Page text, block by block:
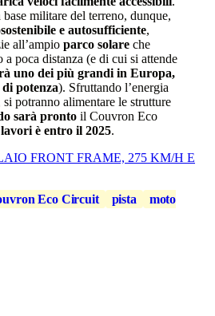
militare del terreno, dunque,
e autosufficiente,
all’ampio parco solare che
a poca distanza (e di cui si attende
uno dei più grandi in Europa,
potenza). Sfruttando l’energia
potranno alimentare le strutture
sarà pronto il Couvron Eco
è entro il 2025.
FRONT FRAME, 275 KM/H E
Eco Circuit pista
moto